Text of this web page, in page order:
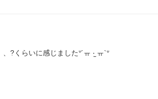
?くらいに感じましたᐡ´ㅠ ‧̫ ㅠ`‍ᐡ